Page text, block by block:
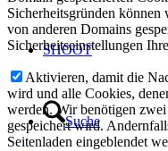
SHOOT
Suche
Sicherheitsgründen
von anderen Domains
Sicherheitseinstellungen
Aktivieren, damit die
wird und alle Cookies,
werden. Wir benötigen
gespeichert wird.
Seitenladen eingeblendet